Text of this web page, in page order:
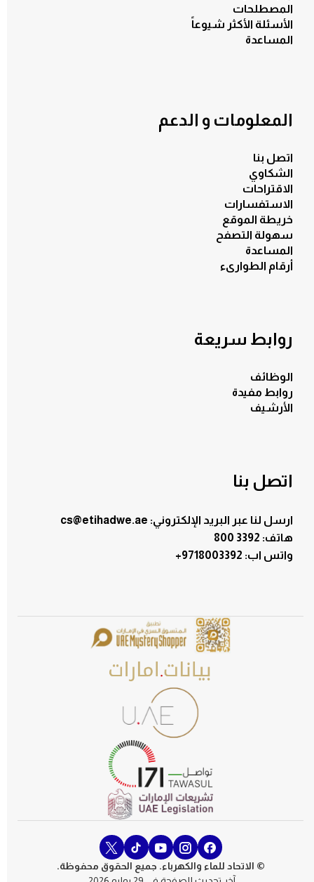
المصطلحات
الأسئلة الأكثر شيوعاً
المساعدة
المعلومات و الدعم
اتصل بنا
الشكاوي
الاقتراحات
الاستفسارات
خريطة الموقع
سهولة التصفح
المساعدة
أرقام الطوارىء
روابط سريعة
الوظائف
روابط مفيدة
الأرشيف
اتصل بنا
ارسل لنا عبر البريد الإلكتروني: cs@etihadwe.ae
هاتف: 3392 800
+9718003392 :واتس اب
© الاتحاد للماء والكهرباء. جميع الحقوق محفوظة.